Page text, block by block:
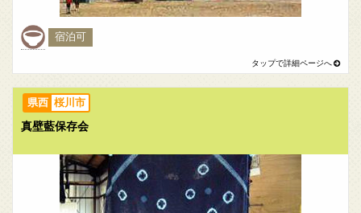
宿泊可
桜川市
真壁藍保存会